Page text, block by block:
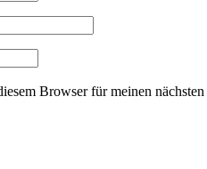
Browser für meinen